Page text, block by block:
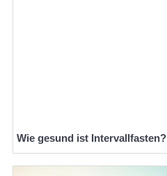
Wie gesund ist Intervallfasten?